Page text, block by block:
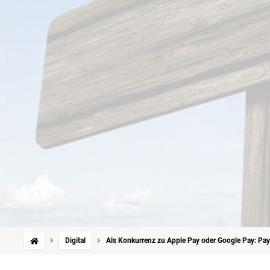
Digital Als Konkurrenz zu Apple Pay oder Google Pay: